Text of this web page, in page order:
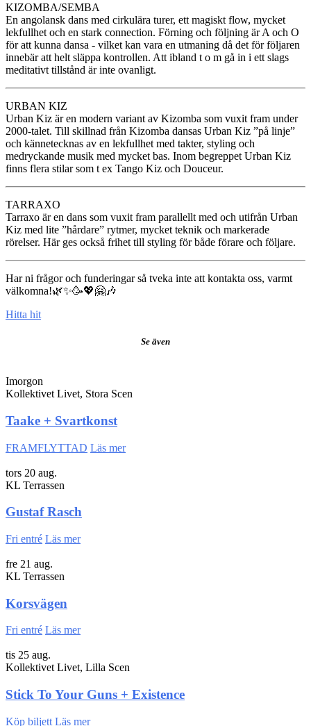
KIZOMBA/SEMBA
En angolansk dans med cirkulära turer, ett magiskt flow, mycket
lekfullhet och en stark connection. Förning och följning är A och O
för att kunna dansa - vilket kan vara en utmaning då det för följaren
innebär att helt släppa kontrollen. Att ibland t o m gå in i ett slags
meditativt tillstånd är inte ovanligt.
URBAN KIZ
Urban Kiz är en modern variant av Kizomba som vuxit fram under
2000-talet. Till skillnad från Kizomba dansas Urban Kiz ”på linje”
och kännetecknas av en lekfullhet med takter, styling och
medryckande musik med mycket bas. Inom begreppet Urban Kiz
finns flera stilar som t ex Tango Kiz och Douceur.
TARRAXO
Tarraxo är en dans som vuxit fram parallellt med och utifrån Urban
Kiz med lite ”hårdare” rytmer, mycket teknik och markerade
rörelser. Här ges också frihet till styling för både förare och följare.
Har ni frågor och funderingar så tveka inte att kontakta oss, varmt
välkomna!🌿✨🥳💖🤗🎶
Hitta hit
Se även
Imorgon
Kollektivet Livet, Stora Scen
Taake + Svartkonst
FRAMFLYTTAD Läs mer
tors 20 aug.
KL Terrassen
Gustaf Rasch
Fri entré Läs mer
fre 21 aug.
KL Terrassen
Korsvägen
Fri entré Läs mer
tis 25 aug.
Kollektivet Livet, Lilla Scen
Stick To Your Guns + Existence
Köp biljett Läs mer